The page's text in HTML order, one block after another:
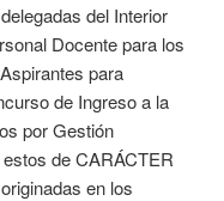
del Interior
Docente para los
para
de Ingreso a la
por Gestión
de CARÁCTER
en los